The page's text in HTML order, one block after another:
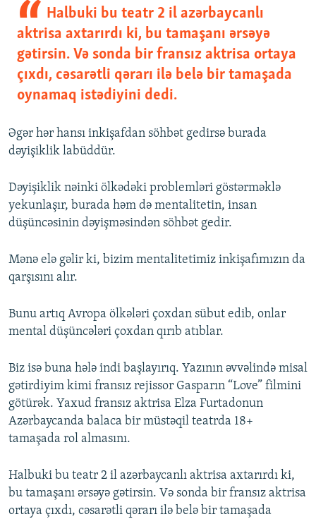
Halbuki bu teatr 2 il azərbaycanlı
aktrisa axtarırdı ki, bu tamaşanı ərsəyə
gətirsin. Və sonda bir fransız aktrisa ortaya
çıxdı, cəsarətli qərarı ilə belə bir tamaşada
oynamaq istədiyini dedi.
Əgər hər hansı inkişafdan söhbət gedirsə burada
dəyişiklik labüddür.
Dəyişiklik nəinki ölkədəki problemləri göstərməklə
yekunlaşır, burada həm də mentalitetin, insan
düşüncəsinin dəyişməsindən söhbət gedir.
Mənə elə gəlir ki, bizim mentalitetimiz inkişafımızın da
qarşısını alır.
Bunu artıq Avropa ölkələri çoxdan sübut edib, onlar
mental düşüncələri çoxdan qırıb atıblar.
Biz isə buna hələ indi başlayırıq. Yazının əvvəlində misal
gətirdiyim kimi fransız rejissor Gasparın “Love” filmini
götürək. Yaxud fransız aktrisa Elza Furtadonun
Azərbaycanda balaca bir müstəqil teatrda 18+
tamaşada rol almasını.
Halbuki bu teatr 2 il azərbaycanlı aktrisa axtarırdı ki,
bu tamaşanı ərsəyə gətirsin. Və sonda bir fransız aktrisa
ortaya çıxdı, cəsarətli qərarı ilə belə bir tamaşada